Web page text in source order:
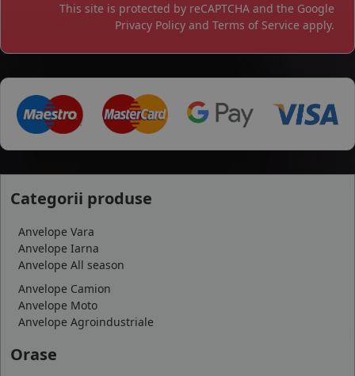
This site is protected by reCAPTCHA and the Google
Privacy Policy and Terms of Service apply.
Categorii produse
Anvelope Vara
Anvelope Iarna
Anvelope All season
Anvelope Camion
Anvelope Moto
Anvelope Agroindustriale
Orase